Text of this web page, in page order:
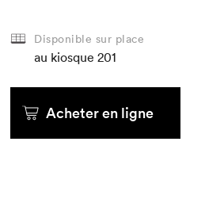
Disponible sur place
au kiosque 201
Acheter en ligne